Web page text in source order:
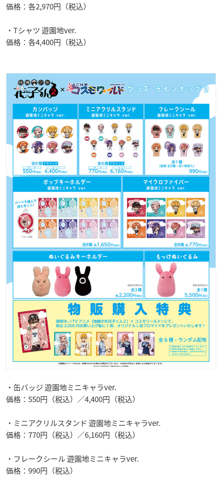
価格：各2,970円（税込）
・Tシャツ 遊園地ver.
価格：各4,400円（税込）
・缶バッジ 遊園地ミニキャラver.
価格：550円（税込）／4,400円（税込）
・ミニアクリルスタンド 遊園地ミニキャラver.
価格：770円（税込）／6,160円（税込）
・フレークシール 遊園地ミニキャラver.
価格：990円（税込）